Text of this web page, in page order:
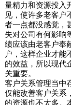
量精力和资源投入
见，使许多老客户
者一点都没感觉，
失对公司有何影响
绩应该由老客户奉
户，这样企业才能
的效益，所以现代
关重要。
客户关系管理当中
仅能改善客户关系
的资源也不太多。